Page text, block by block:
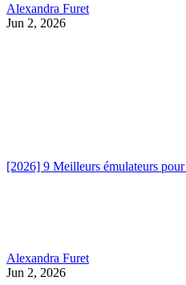
Alexandra Furet
Jun 2, 2026
[2026] 9 Meilleurs émulateurs
Alexandra Furet
Jun 2, 2026